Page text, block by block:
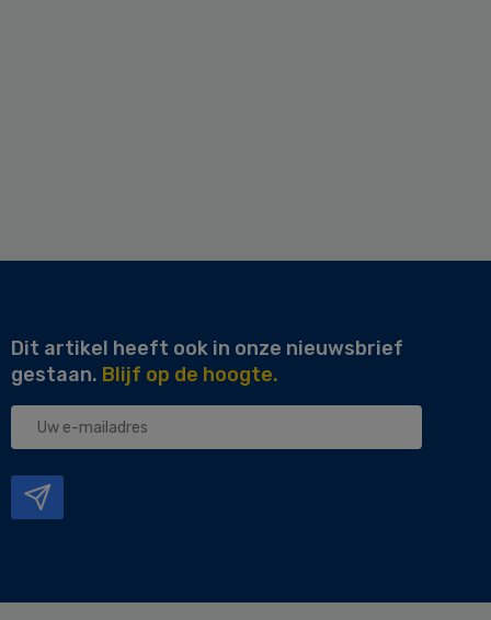
Dit artikel heeft ook in onze nieuwsbrief
gestaan. Blijf op de hoogte.
Uw